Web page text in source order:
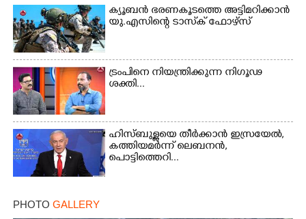
ക്യൂബൻ ഭരണകൂടത്തെ അട്ടിമറിക്കാൻ
യു.എസിന്റെ ടാസ്‌ക് ഫോഴ്സ്
ട്രംപിനെ നിയന്ത്രിക്കുന്ന നിഗൂഢ
ശക്തി...
ഹിസ്ബുള്ളയെ തീർക്കാൻ ഇസ്രയേൽ,
കത്തിയമർന്ന് ലെബനൻ,
പൊട്ടിത്തെറി...
PHOTO GALLERY